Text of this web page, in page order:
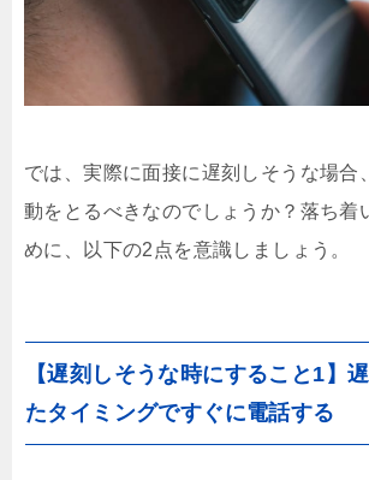
では、実際に面接に遅刻しそうな場合
動をとるべきなのでしょうか？落ち着
めに、以下の2点を意識しましょう。
【遅刻しそうな時にすること1】
たタイミングですぐに電話する